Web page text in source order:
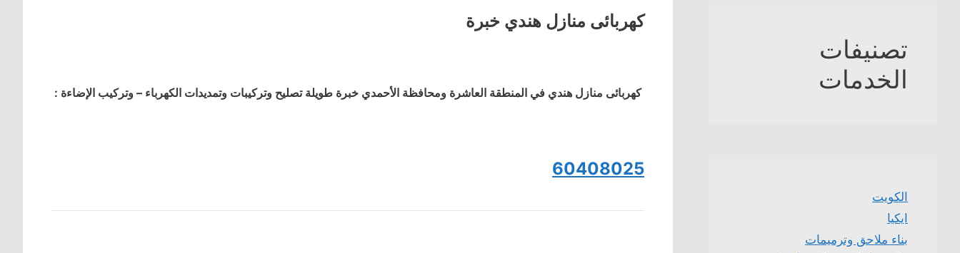
كهربائى منازل هندي خبرة
كهربائى منازل هندي في المنطقة العاشرة ومحافظة الأحمدي خبرة طويلة تصليح وتركيبات وتمديدات الكهرباء – وتركيب الإضاءة :
60408025
تصنيفات
الخدمات
الكويت
ايكيا
بناء ملاحق وترميمات